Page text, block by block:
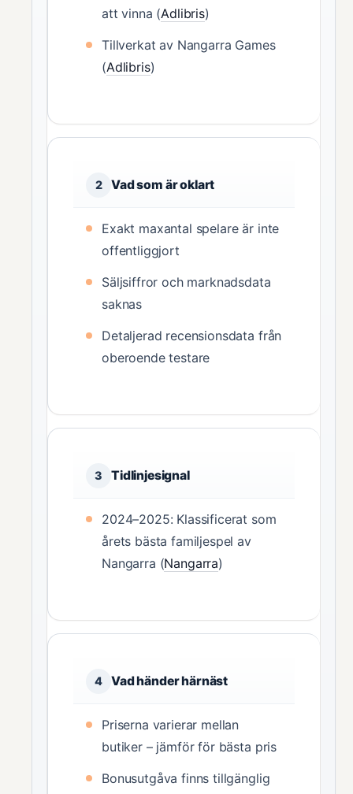
att vinna (Adlibris)
Tillverkat av Nangarra Games
(Adlibris)
2 Vad som är oklart
Exakt maxantal spelare är inte
offentliggjort
Säljsiffror och marknadsdata
saknas
Detaljerad recensionsdata från
oberoende testare
3 Tidlinjesignal
2024–2025: Klassificerat som
årets bästa familjespel av
Nangarra (Nangarra)
4 Vad händer härnäst
Priserna varierar mellan
butiker – jämför för bästa pris
Bonusutgåva finns tillgänglig